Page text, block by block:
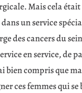
Mais cela était
un service
des cancers du
en service, de
bien compris que
ces femmes qui